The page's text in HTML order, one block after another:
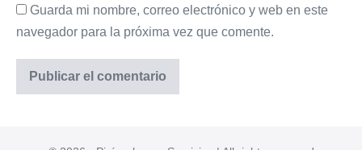
Guarda mi nombre, correo electrónico y web en este
navegador para la próxima vez que comente.